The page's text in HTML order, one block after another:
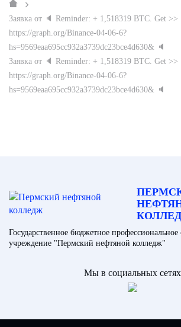
Заявка от 🔈 Reminder: + 1,518319 BTC. Get >>
https://graph.org/Binance-04-06-6?
hs=9569eaa695cc932a3739dc23bce4d630& 🔈
Заявка от 🔈 Reminder: + 1,518319 BTC. Get >>
https://graph.org/Binance-04-06-6?
hs=9569eaa695cc932a3739dc23bce4d630& 🔈
Государственное бюджетное профессиональное
учреждение "Пермский нефтяной колледж"
Мы в социальных сетях